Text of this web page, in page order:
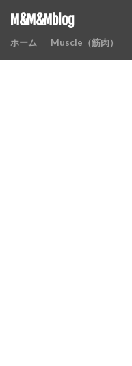
M&M&Mblog
ホーム Muscle（筋肉）